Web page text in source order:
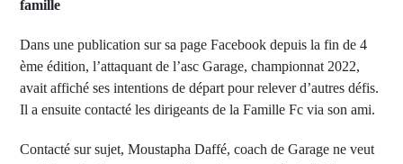
famille
Dans une publication sur sa page Facebook depuis la fin de 4
ème édition, l’attaquant de l’asc Garage, championnat 2022,
avait affiché ses intentions de départ pour relever d’autres défis.
Il a ensuite contacté les dirigeants de la Famille Fc via son ami.
Contacté sur sujet, Moustapha Daffé, coach de Garage ne veut